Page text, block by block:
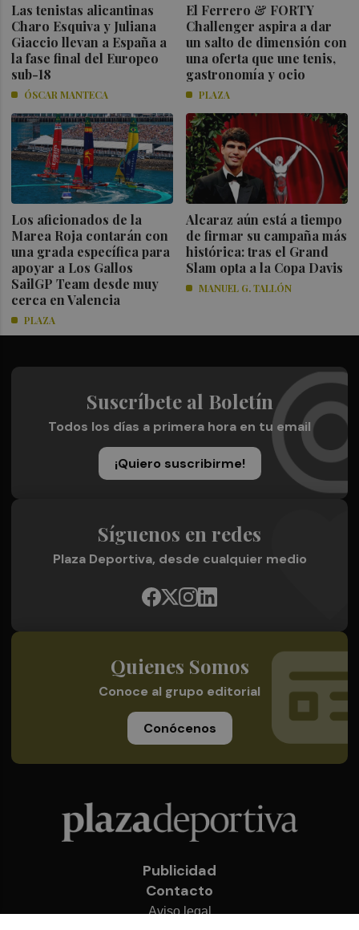
Las tenistas alicantinas
Charo Esquiva y Juliana
Giaccio llevan a España a
la fase final del Europeo
sub-18
ÓSCAR MANTECA
El Ferrero & FORTY
Challenger aspira a dar
un salto de dimensión con
una oferta que une tenis,
gastronomía y ocio
PLAZA
Los aficionados de la
Marea Roja contarán con
una grada específica para
apoyar a Los Gallos
SailGP Team desde muy
cerca en Valencia
PLAZA
Alcaraz aún está a tiempo
de firmar su campaña más
histórica: tras el Grand
Slam opta a la Copa Davis
MANUEL G. TALLÓN
Suscríbete al Boletín
Todos los días a primera hora en tu email
¡Quiero suscribirme!
Síguenos en redes
Plaza Deportiva, desde cualquier medio
Quienes Somos
Conoce al grupo editorial
Conócenos
Publicidad
Contacto
Aviso legal